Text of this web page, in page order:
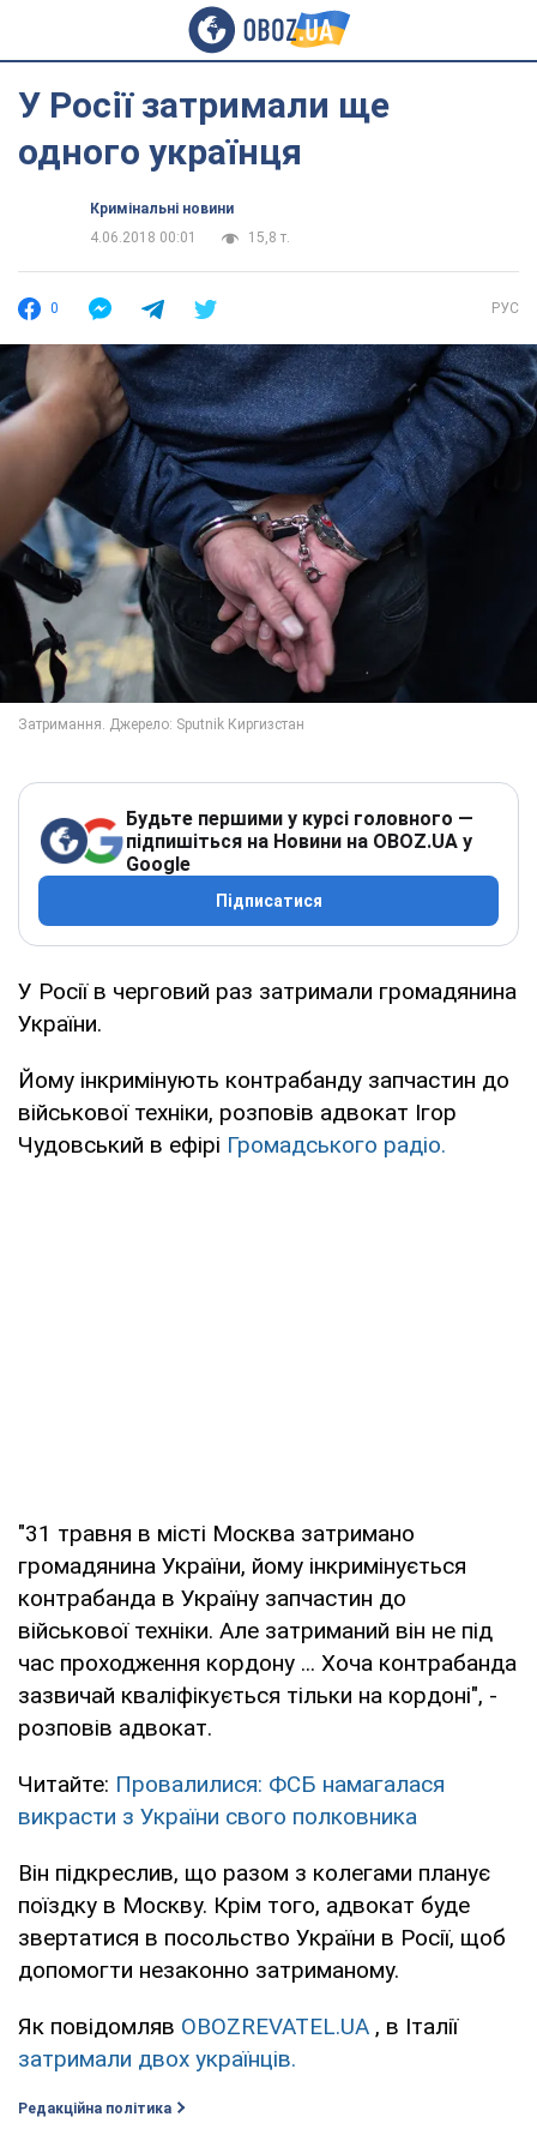
У Росії затримали ще
одного українця
Кримінальні новини
4.06.2018 00:01
15,8 т.
0 РУС
Будьте першими у курсі головного —
підпишіться на Новини на OBOZ.UA у
Google
Підписатися
У Росії в черговий раз затримали громадянина
України.
Йому інкримінують контрабанду запчастин до
військової техніки, розповів адвокат Ігор
Чудовський в ефірі Громадського радіо.
"31 травня в місті Москва затримано
громадянина України, йому інкримінується
контрабанда в Україну запчастин до
військової техніки. Але затриманий він не під
час проходження кордону ... Хоча контрабанда
зазвичай кваліфікується тільки на кордоні", -
розповів адвокат.
Читайте: Провалилися: ФСБ намагалася
викрасти з України свого полковника
Він підкреслив, що разом з колегами планує
поїздку в Москву. Крім того, адвокат буде
звертатися в посольство України в Росії, щоб
допомогти незаконно затриманому.
Як повідомляв OBOZREVATEL.UA , в Італії
затримали двох українців.
Редакційна політика